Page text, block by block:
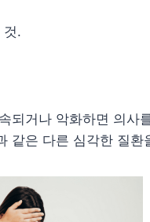
것.
되거나 악화하면 의사
같은 다른 심각한 질환